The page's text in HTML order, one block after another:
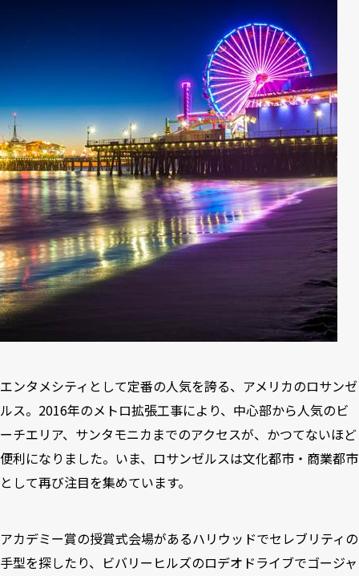
エンタメシティとして定番の人気を誇る、アメリカのロサンゼ
ルス。2016年のメトロ拡張工事により、中心部から人気のビ
ーチエリア、サンタモニカまでのアクセスが、かつてないほど
便利になりました。いま、ロサンゼルスは文化都市・商業都市
として再び注目を集めています。
アカデミー賞の授賞式会場があるハリウッドでセレブリティの
手型を探したり、ビバリーヒルズのロデオドライブでゴージャ